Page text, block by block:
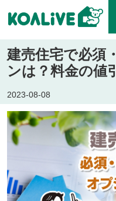
建売住宅で必須
ンは？料金の値
2023-08-08